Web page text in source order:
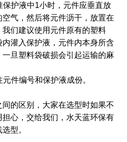
保护液中1小时，元件应垂直放
气，然后将元件沥干，放置在
们建议使用元件原有的塑料
灌入保护液，元件内本身所含
旦塑料袋破损会引起运输的麻
件编号和保护液成份。
的区别，大家在选型时如果不
心，交给我们，水天蓝环保有
型。